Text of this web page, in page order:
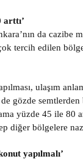
da cazibe
tercih edilen
ulaşım
gözde semtlerden
yüzde 45 ile 80
diğer bölgelere
yapılmalı’